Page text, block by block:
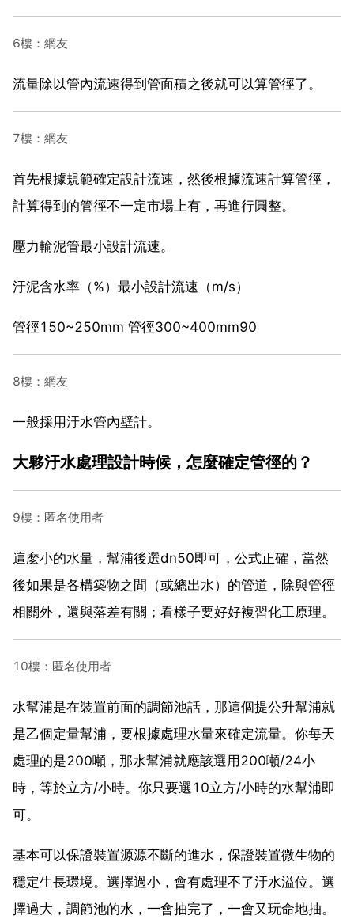
6樓：網友
流量除以管內流速得到管面積之後就可以算管徑了。
7樓：網友
首先根據規範確定設計流速，然後根據流速計算管徑，
計算得到的管徑不一定市場上有，再進行圓整。
壓力輸泥管最小設計流速。
汙泥含水率（%）最小設計流速（m/s）
管徑150~250mm 管徑300~400mm90
8樓：網友
一般採用汙水管內壁計。
大夥汙水處理設計時候，怎麼確定管徑的？
9樓：匿名使用者
這麼小的水量，幫浦後選dn50即可，公式正確，當然
後如果是各構築物之間（或總出水）的管道，除與管徑
相關外，還與落差有關；看樣子要好好複習化工原理。
10樓：匿名使用者
水幫浦是在裝置前面的調節池話，那這個提公升幫浦就
是乙個定量幫浦，要根據處理水量來確定流量。你每天
處理的是200噸，那水幫浦就應該選用200噸/24小
時，等於立方/小時。你只要選10立方/小時的水幫浦即
可。
基本可以保證裝置源源不斷的進水，保證裝置微生物的
穩定生長環境。選擇過小，會有處理不了汙水溢位。選
擇過大，調節池的水，一會抽完了，一會又玩命地抽。